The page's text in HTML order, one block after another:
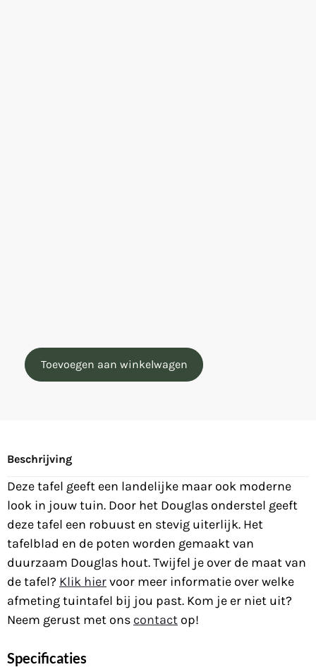
Toevoegen aan winkelwagen
Beschrijving
Deze tafel geeft een landelijke maar ook moderne
look in jouw tuin. Door het Douglas onderstel geeft
deze tafel een robuust en stevig uiterlijk. Het
tafelblad en de poten worden gemaakt van
duurzaam Douglas hout. Twijfel je over de maat van
de tafel? Klik hiervoor meer informatie over welke
afmeting tuintafel bij jou past. Kom je er niet uit?
Neem gerust met ons contact op!
Specificaties